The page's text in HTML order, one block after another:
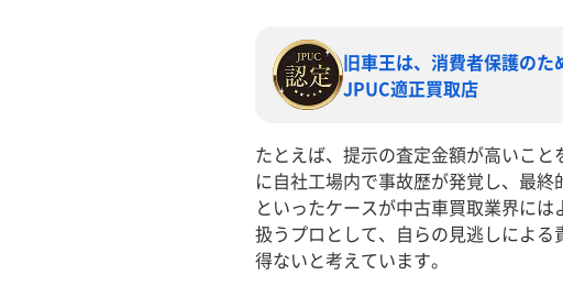
旧車王は、消費者保護の
JPUC適正買取店
たとえば、提示の査定金額が高いこ
に自社工場内で事故歴が発覚し、最終
といったケースが中古車買取業界に
扱うプロとして、自らの見逃しによ
得ないと考えています。